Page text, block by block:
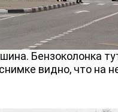
Бензоколонка
видно, что на